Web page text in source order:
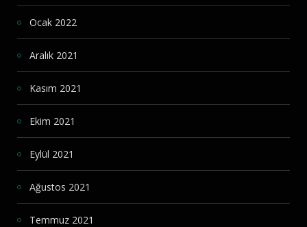
Ocak 2022
Aralık 2021
Kasım 2021
Ekim 2021
Eylül 2021
Ağustos 2021
Temmuz 2021